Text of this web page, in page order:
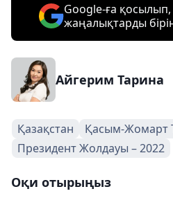
Google-ға қосылып,
жаңалықтарды
Айгерим Тарина
Қазақстан
Қасым-Жомарт
Президент Жолдауы – 2022
Оқи отырыңыз